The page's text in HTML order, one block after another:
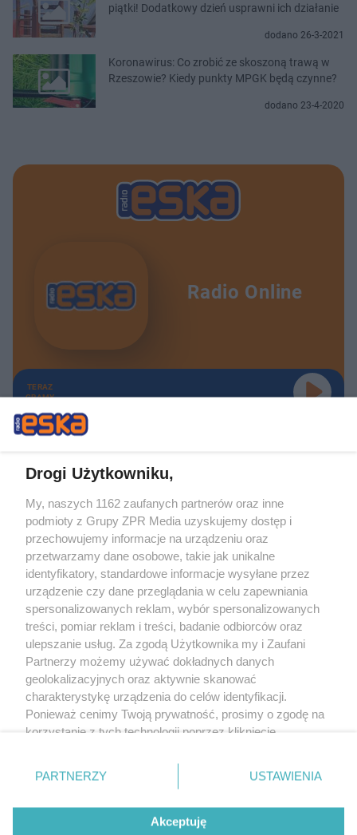
piątki! Dodatkowy dzień usprawni ich działanie
dodano 26-3-2021
Koronawirus: Co zrobić ze skoszoną trawą w
Rzeszowie? Kiedy punkty MPGK będą czynne?
dodano 23-4-2020
Radio Online
TERAZ
GRAMY
Żaden utwór zamieszczony w serwisie nie może być powielany i
rozpowszechniany lub dalej rozpowszechniany w jakikolwiek sposób (w
tym także elektroniczny lub mechaniczny) na jakimkolwiek polu
eksploatacji w jakiejkolwiek formie, włącznie z umieszczaniem w Internecie
bez pisemnej zgody właściciela praw. Jakiekolwiek użycie lub
wykorzystanie utworów w całości lub w części z naruszeniem prawa, tzn.
bez właściwej zgody, jest zabronione pod groźbą kary i może być ścigane
prawnie.
O nas
Drogi Użytkowniku,
My, naszych 1162 zaufanych partnerów oraz inne
podmioty z Grupy ZPR Media uzyskujemy dostęp i
przechowujemy informacje na urządzeniu oraz
przetwarzamy dane osobowe, takie jak unikalne
identyfikatory, standardowe informacje wysyłane przez
urządzenie czy dane przeglądania w celu zapewniania
spersonalizowanych reklam, wybór spersonalizowanych
treści, pomiar reklam i treści, badanie odbiorców oraz
ulepszanie usług. Za zgodą Użytkownika my i Zaufani
Partnerzy możemy używać dokładnych danych
geolokalizacyjnych oraz aktywnie skanować
charakterystykę urządzenia do celów identyfikacji.
Ponieważ cenimy Twoją prywatność, prosimy o zgodę na
korzystanie z tych technologii poprzez kliknięcie
zmienić/wycofać klikając przycisk ustawień prywatności
znajdujący się w lewym dolnym rogu strony
rodzaje przetwarzania danych nie wymagają zgody
użytkownika, ale masz prawo sprzeciwić się takiemu
PARTNERZY USTAWIENIA
Akceptuję